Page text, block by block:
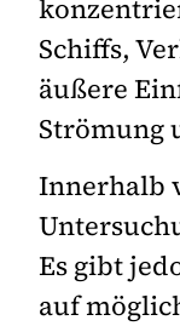
Schiffs,
äußere
Strömung
Innerhalb
Es gibt
auf